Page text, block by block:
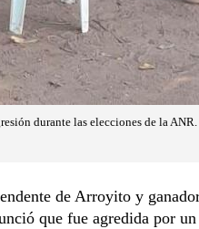
durante las elecciones de la ANR.
de Arroyito y
que fue agredida por